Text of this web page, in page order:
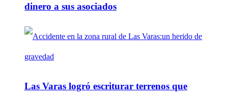
dinero a sus asociados
Las Varas logró escriturar terrenos que